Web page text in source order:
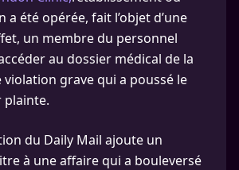
a été opérée, fait l’objet d’une
un membre du personnel
au dossier médical de la
violation grave qui a poussé le
plainte.
du Daily Mail ajoute un
à une affaire qui a bouleversé